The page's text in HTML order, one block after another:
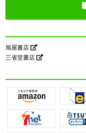
旭屋書店
三省堂書店